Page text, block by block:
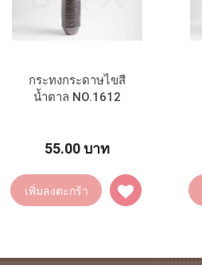
กระทงกระดาษไขสี
น้ำตาล NO.1612
55.00 บาท
เพิ่มลงตะกร้า